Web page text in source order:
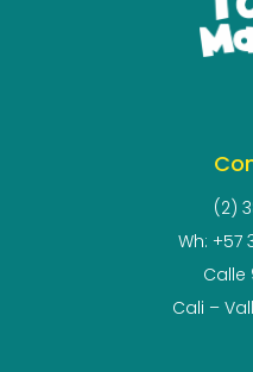
(2)
Wh: +57
Calle
Cali –